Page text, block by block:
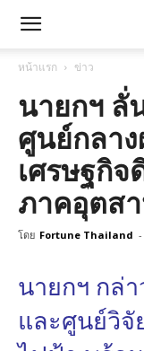
หน้าแรก ข่าว
นายกฯ
ศูนย์กลา
เศรษฐกิ
ภาคอุตส
โดย Fortune Thailand -
นายกฯ กล่
และศูนย์วิจั